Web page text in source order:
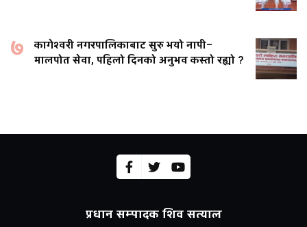
७
कागेश्वरी नगरपालिकाबाट सुरु भयो नापी–
मालपोत सेवा, पहिलो दिनको अनुभव कस्तो रह्यो ?
प्रधान सम्पादक शिव सत्याल